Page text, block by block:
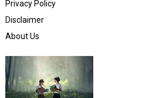
Privacy Policy
Disclaimer
About Us